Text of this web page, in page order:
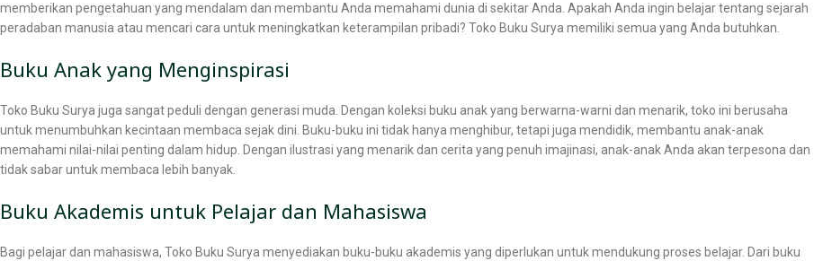
memberikan pengetahuan yang mendalam dan membantu Anda memahami dunia di sekitar Anda. Apakah Anda ingin belajar tentang sejarah
peradaban manusia atau mencari cara untuk meningkatkan keterampilan pribadi? Toko Buku Surya memiliki semua yang Anda butuhkan.
Buku Anak yang Menginspirasi
Toko Buku Surya juga sangat peduli dengan generasi muda. Dengan koleksi buku anak yang berwarna-warni dan menarik, toko ini berusaha
untuk menumbuhkan kecintaan membaca sejak dini. Buku-buku ini tidak hanya menghibur, tetapi juga mendidik, membantu anak-anak
memahami nilai-nilai penting dalam hidup. Dengan ilustrasi yang menarik dan cerita yang penuh imajinasi, anak-anak Anda akan terpesona dan
tidak sabar untuk membaca lebih banyak.
Buku Akademis untuk Pelajar dan Mahasiswa
Bagi pelajar dan mahasiswa, Toko Buku Surya menyediakan buku-buku akademis yang diperlukan untuk mendukung proses belajar. Dari buku